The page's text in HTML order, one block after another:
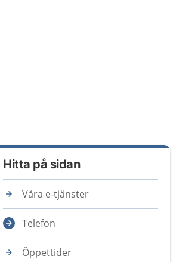
Hitta på sidan
Våra e-tjänster
Telefon
Öppettider